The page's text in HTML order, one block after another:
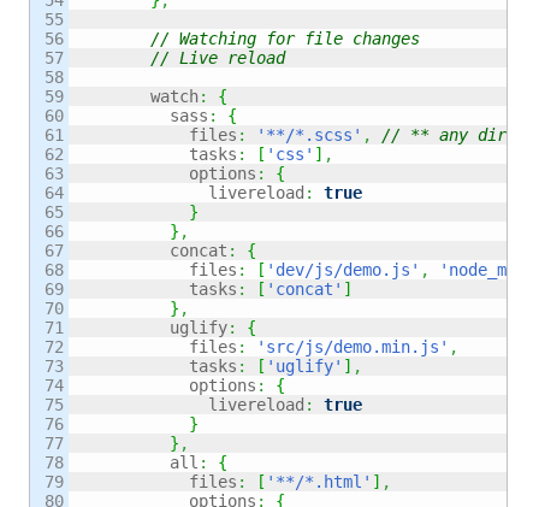
55
56
57
58
59
60
61
62
63
64
65
66
67
68
69
70
71
72
73
74
75
76
77
78
79
80
// Watching for file changes
// Live reload
	watch
:
{
	  sass
:
{
	    files
: '**/*.scss' ,
// ** any
	    tasks
: [ 'css' ] ,
	    options
:
{
	      livereload
:
true
}
} ,
	  concat
:
{
	    files
: [ 'dev/js/demo.js' ,
	    tasks
: [ 'concat' ]
} ,
	  uglify
:
{
	    files
: 'src/js/demo.min.js' ,
	    tasks
: [ 'uglify' ] ,
	    options
:
{
	      livereload
:
true
}
} ,
	  all
:
{
	    files
: [ '**/*.html' ] ,
	    options
: {